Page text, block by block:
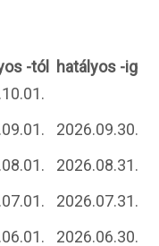
-tól hatályos -ig
2026.09.30.
2026.08.31.
2026.07.31.
2026.06.30.